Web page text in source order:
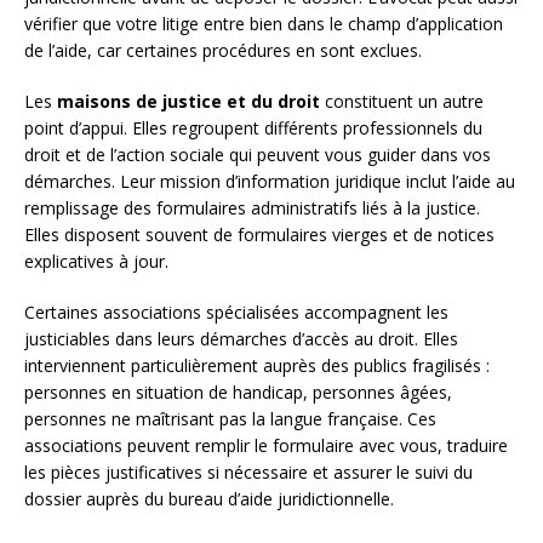
vérifier que votre litige entre bien dans le champ d’application
de l’aide, car certaines procédures en sont exclues.
Les maisons de justice et du droit constituent un autre
point d’appui. Elles regroupent différents professionnels du
droit et de l’action sociale qui peuvent vous guider dans vos
démarches. Leur mission d’information juridique inclut l’aide au
remplissage des formulaires administratifs liés à la justice.
Elles disposent souvent de formulaires vierges et de notices
explicatives à jour.
Certaines associations spécialisées accompagnent les
justiciables dans leurs démarches d’accès au droit. Elles
interviennent particulièrement auprès des publics fragilisés :
personnes en situation de handicap, personnes âgées,
personnes ne maîtrisant pas la langue française. Ces
associations peuvent remplir le formulaire avec vous, traduire
les pièces justificatives si nécessaire et assurer le suivi du
dossier auprès du bureau d’aide juridictionnelle.